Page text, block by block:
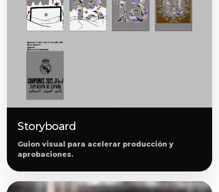
Storyboard
Guion visual para acelerar producción y
aprobaciones.